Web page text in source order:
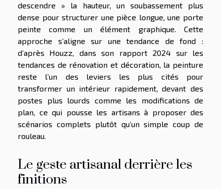
descendre » la hauteur, un soubassement plus
dense pour structurer une pièce longue, une porte
peinte comme un élément graphique. Cette
approche s’aligne sur une tendance de fond :
d’après Houzz, dans son rapport 2024 sur les
tendances de rénovation et décoration, la peinture
reste l’un des leviers les plus cités pour
transformer un intérieur rapidement, devant des
postes plus lourds comme les modifications de
plan, ce qui pousse les artisans à proposer des
scénarios complets plutôt qu’un simple coup de
rouleau.
Le geste artisanal derrière les
finitions